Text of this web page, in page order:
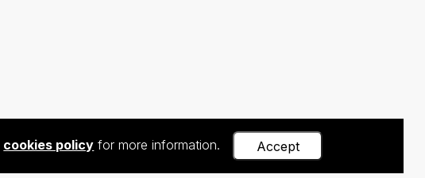
cookies policy for more information. Accept